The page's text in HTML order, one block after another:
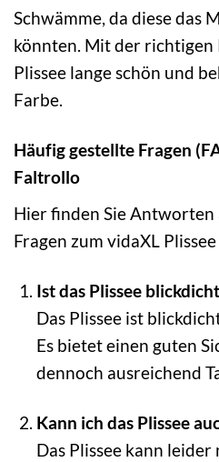
Schwämme, da diese das
könnten. Mit der richtigen
Plissee lange schön und
Farbe.
Häufig gestellte Fragen
Faltrollo
Hier finden Sie
Fragen zum vidaXL
Ist das Plissee
Das Plissee ist
Es bietet einen guten
dennoch ausreichend
Kann ich das Plissee
Das Plissee kann